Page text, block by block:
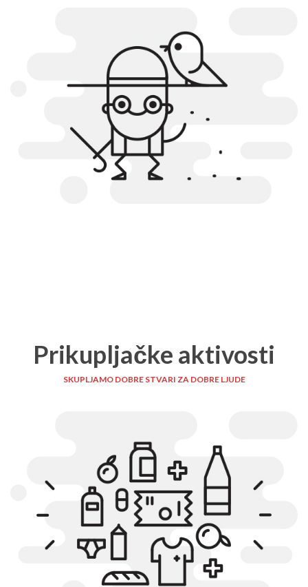
Prikupljačke aktivosti
SKUPLJAMO DOBRE STVARI ZA DOBRE LJUDE